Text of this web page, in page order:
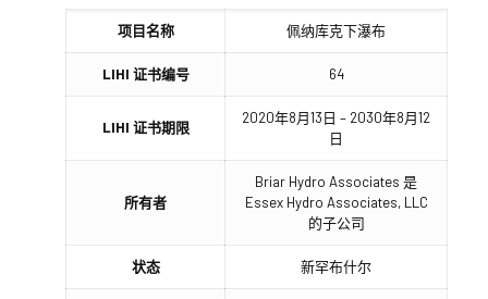
项目名称 佩纳库克下瀑布
LIHI 证书编号 64
LIHI 证书期限
2020年8月13日 – 2030年8月12
日
所有者
Briar Hydro Associates 是
Essex Hydro Associates, LLC
的子公司
状态 新罕布什尔